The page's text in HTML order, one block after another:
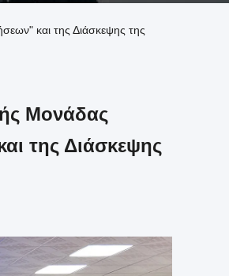
και της Διάσκεψης της
Μονάδας
της Διάσκεψης